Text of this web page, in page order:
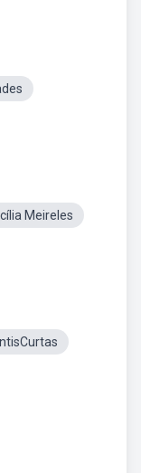
Meireles